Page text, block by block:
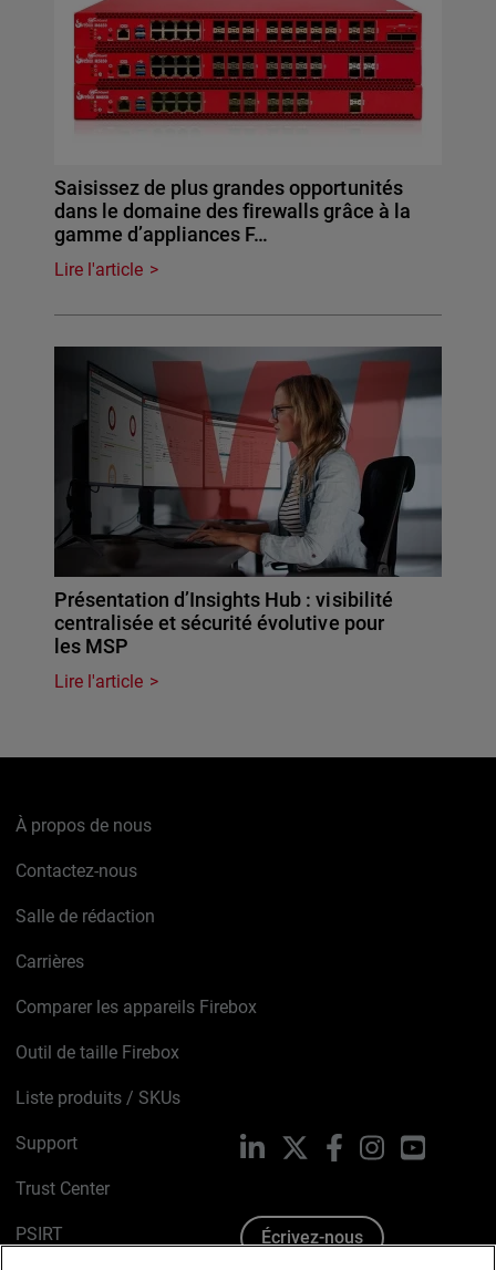
Saisissez de plus grandes opportunités
dans le domaine des firewalls grâce à la
gamme d’appliances F…
Lire l'article
Présentation d’Insights Hub : visibilité
centralisée et sécurité évolutive pour
les MSP
Lire l'article
À propos de nous
Contactez-nous
Salle de rédaction
Carrières
Comparer les appareils Firebox
Outil de taille Firebox
Liste produits / SKUs
Support
Trust Center
PSIRT
LinkedIn FacebookInstagramYouTube
Écrivez-nous